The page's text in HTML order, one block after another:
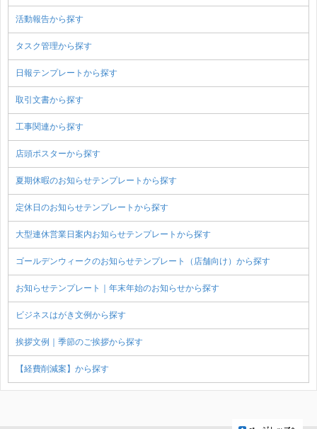
活動報告から探す
タスク管理から探す
日報テンプレートから探す
取引文書から探す
工事関連から探す
店頭ポスターから探す
夏期休暇のお知らせテンプレートから探す
定休日のお知らせテンプレートから探す
大型連休営業日案内お知らせテンプレートから探す
ゴールデンウィークのお知らせテンプレート（店舗向け）から探す
お知らせテンプレート｜年末年始のお知らせから探す
ビジネスはがき文例から探す
挨拶文例｜季節のご挨拶から探す
【経費削減案】から探す